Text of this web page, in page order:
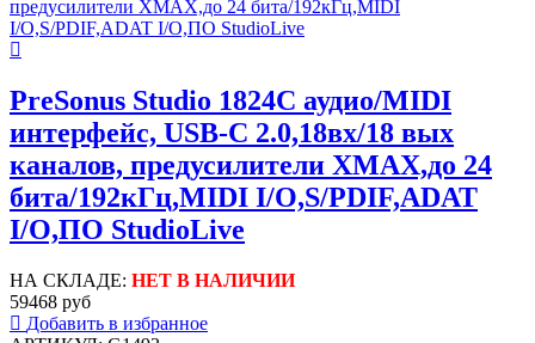
PreSonus Studio 1824C аудио/MIDI
интерфейс, USB-C 2.0,18вх/18 вых
каналов, предусилители XMAX,до 24
бита/192кГц,MIDI I/O,S/PDIF,ADAT
I/O,ПО StudioLive
НА СКЛАДЕ: НЕТ В НАЛИЧИИ
59468 руб
Добавить в избранное